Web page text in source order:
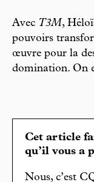
Avec T3M,
pouvoirs
œuvre pour la
domination. On
Cet article
qu’il vous a
Nous, c’est